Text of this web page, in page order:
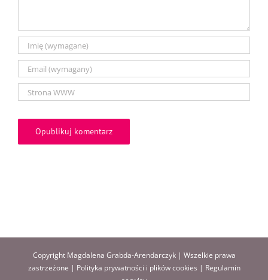
Copyright Magdalena Grabda-Arendarczyk | Wszelkie prawa
zastrzeżone | Polityka prywatności i plików cookies | Regulamin